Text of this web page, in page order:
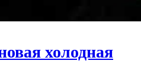
холодная